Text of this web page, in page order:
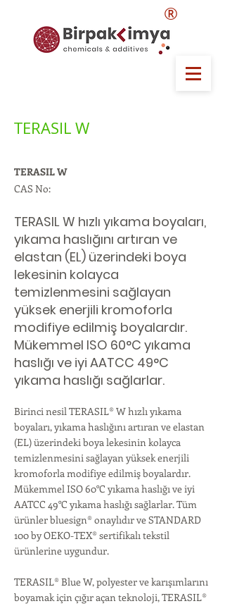
®
TERASIL W
TERASIL W
CAS No:
TERASIL W hızlı yıkama boyaları,
yıkama haslığını artıran ve
elastan (EL) üzerindeki boya
lekesinin kolayca
temizlenmesini sağlayan
yüksek enerjili kromoforla
modifiye edilmiş boyalardır.
Mükemmel ISO 60°C yıkama
haslığı ve iyi AATCC 49°C
yıkama haslığı sağlarlar.
Birinci nesil TERASIL® W hızlı yıkama
boyaları, yıkama haslığını artıran ve elastan
(EL) üzerindeki boya lekesinin kolayca
temizlenmesini sağlayan yüksek enerjili
kromoforla modifiye edilmiş boyalardır.
Mükemmel ISO 60°C yıkama haslığı ve iyi
AATCC 49°C yıkama haslığı sağlarlar. Tüm
ürünler bluesign® onaylıdır ve STANDARD
100 by OEKO-TEX® sertifikalı tekstil
ürünlerine uygundur.
TERASIL® Blue W, polyester ve karışımlarını
boyamak için çığır açan teknoloji, TERASIL®